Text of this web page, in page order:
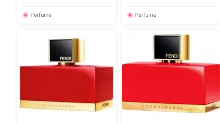
🌸 Perfume 🌸 Perfume